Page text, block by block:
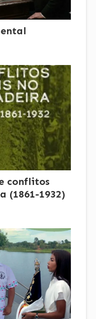
conflitos
(1861-1932)